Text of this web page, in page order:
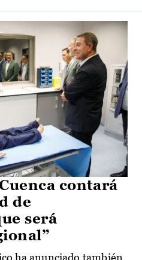
contará
de
será
ha anunciado también